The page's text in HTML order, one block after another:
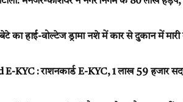
बेटे का हाई-वोल्टेज ड्रामा नशे में कार से दुकान में
KYC : राशनकार्ड E-KYC, 1 लाख 59 हजार